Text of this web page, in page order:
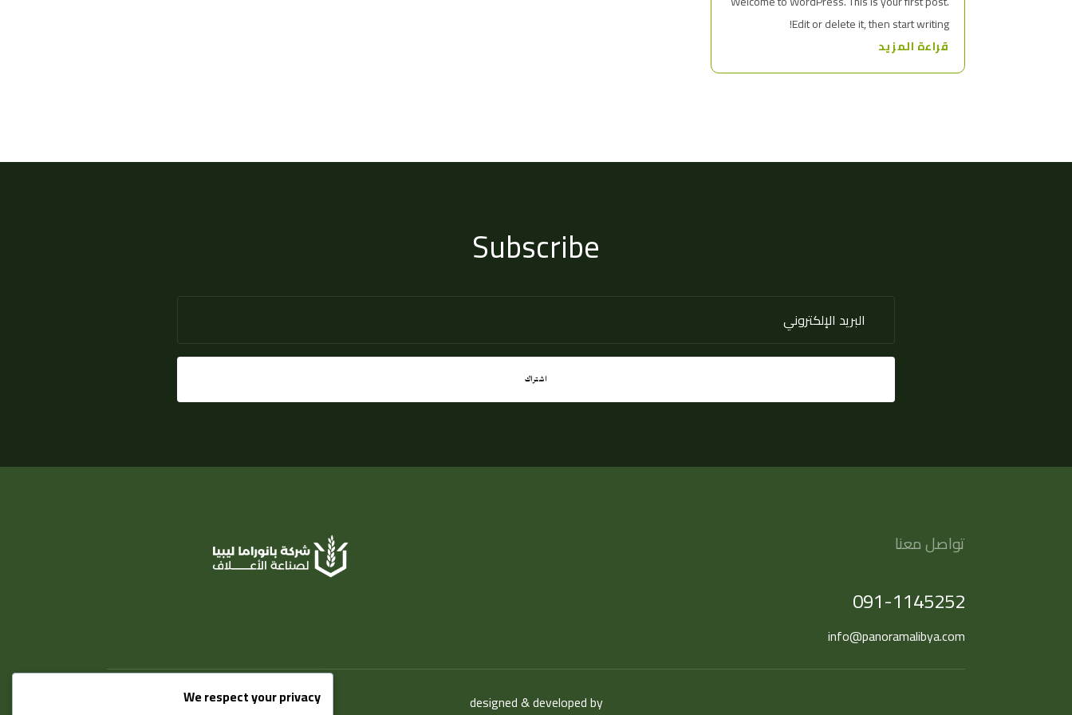
Edit or delete it, then start writing!
قراءة المزيد
Subscribe
اشتراك
تواصل معنا
091-1145252
info@panoramalibya.com
designed & developedby
We respect your privacy